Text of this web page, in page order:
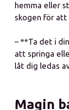
hemma eller
skogen för att
– **Ta det i
att springa
låt dig ledas
Magin